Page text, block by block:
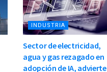
INDUSTRIA
Sector de electricidad,
agua y gas rezagado en
adopción de IA, advierte